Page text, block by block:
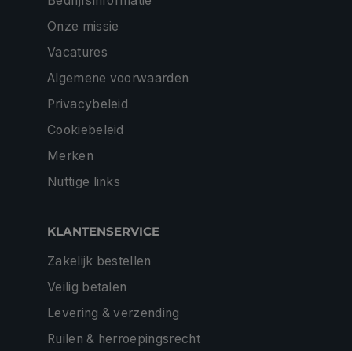
Onze missie
Vacatures
Algemene voorwaarden
Privacybeleid
Cookiebeleid
Merken
Nuttige links
KLANTENSERVICE
Zakelijk bestellen
Veilig betalen
Levering & verzending
Ruilen & herroepingsrecht